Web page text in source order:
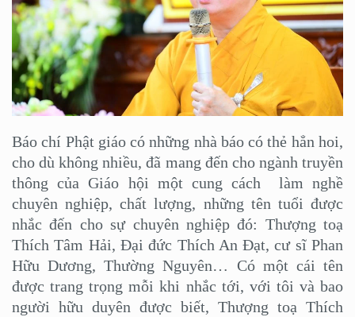
Báo chí Phật giáo có những nhà báo có thẻ hẳn hoi,
cho dù không nhiều, đã mang đến cho ngành truyền
thông của Giáo hội một cung cách làm nghề
chuyên nghiệp, chất lượng, những tên tuổi được
nhắc đến cho sự chuyên nghiệp đó: Thượng toạ
Thích Tâm Hải, Đại đức Thích An Đạt, cư sĩ Phan
Hữu Dương, Thường Nguyên… Có một cái tên
được trang trọng mỗi khi nhắc tới, với tôi và bao
người hữu duyên được biết, Thượng toạ Thích